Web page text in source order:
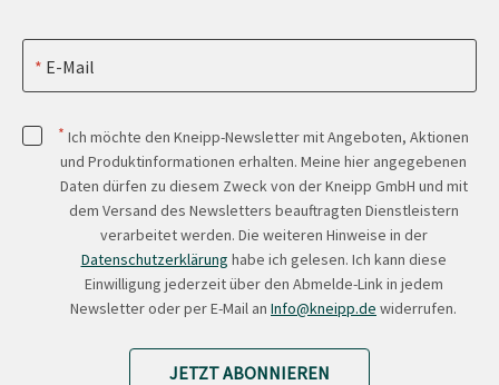
E-Mail
* Ich möchte den Kneipp-Newsletter mit Angeboten, Aktionen
und Produktinformationen erhalten. Meine hier angegebenen
Daten dürfen zu diesem Zweck von der Kneipp GmbH und mit
dem Versand des Newsletters beauftragten Dienstleistern
verarbeitet werden. Die weiteren Hinweise in der
Datenschutzerklärung habe ich gelesen. Ich kann diese
Einwilligung jederzeit über den Abmelde-Link in jedem
Newsletter oder per E-Mail an Info@kneipp.de widerrufen.
JETZT ABONNIEREN